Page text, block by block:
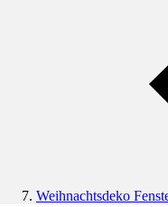
Weihnachtsdeko